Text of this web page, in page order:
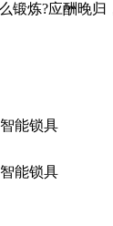
炼?应酬晚归